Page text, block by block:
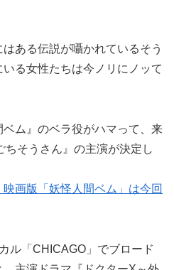
ある伝説が囁かれているそう
る女性たちは今ノリにノッて
ム』のベラ役がハマって、来
そうさん』の主演が決定し
画版「妖怪人間ベム」は今回
ル「CHICAGO」でブロード